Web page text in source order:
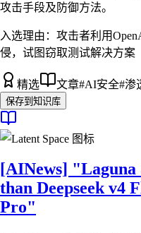
攻击手段及防御方法。
入选理由： 攻击者利用
侵，试图窃取测试解决方案
精选 文章#AI安全#渗
保存到知识库
[AINews] "Laguna
than Deepseek v4
Pro"